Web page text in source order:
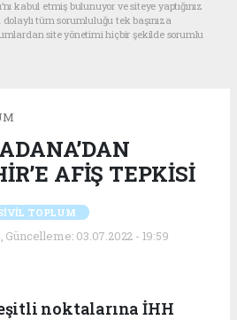
kabul etmiş bulunuyor ve siteye yaptığınız
tüm sorumluluğu tek başınıza
site yönetimi hiçbir şekilde sorumlu
AFİŞ TEPKİSİ
TOPLUM
Güncelleme: 03.07.2022 - 19:59
noktalarına İHH